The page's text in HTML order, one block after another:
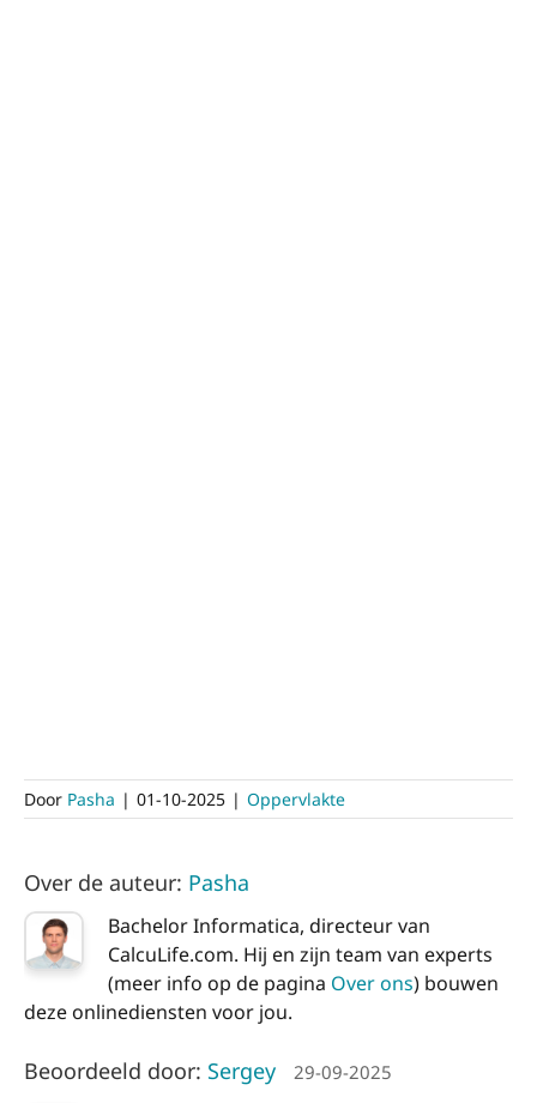
Door Pasha | 01-10-2025 | Oppervlakte
Over de auteur: Pasha
Bachelor Informatica, directeur van
CalcuLife.com. Hij en zijn team van experts
(meer info op de pagina Over ons) bouwen
deze onlinediensten voor jou.
Beoordeeld door: Sergey 29-09-2025